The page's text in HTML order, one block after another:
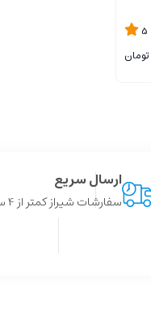
5
تومان
ارسال سریع
سفارشات شیراز کمتر از 4 ساعت ، سایر شهر ها توسط پست و تیپاکس